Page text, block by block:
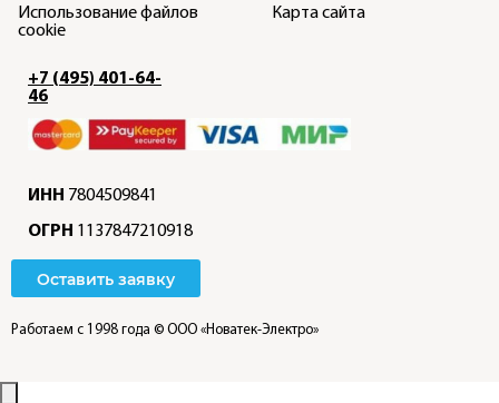
Использование файлов
cookie
Карта сайта
+7 (495) 401-64-
46
ИНН 7804509841
ОГРН 1137847210918
Оставить заявку
Работаем с 1998 года © ООО «Новатек-Электро»